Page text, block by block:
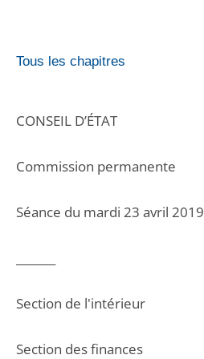
Tous les chapitres
CONSEIL D’ÉTAT
Commission permanente
Séance du mardi 23 avril 2019
Section de l'intérieur
Section des finances